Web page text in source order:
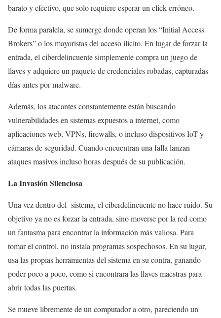
barato y efectivo, que solo requiere esperar un click erróneo.
De forma paralela, se sumerge donde operan los “Initial Access
Brokers” o los mayoristas del acceso ilícito. En lugar de forzar la
entrada, el ciberdelincuente simplemente compra un juego de
llaves y adquiere un paquete de credenciales robadas, capturadas
días antes por malware.
Además, los atacantes constantemente están buscando
vulnerabilidades en sistemas expuestos a internet, como
aplicaciones web, VPNs, firewalls, o incluso dispositivos IoT y
cámaras de seguridad. Cuando encuentran una falla lanzan
ataques masivos incluso horas después de su publicación.
La Invasión Silenciosa
Una vez dentro del sistema, el ciberdelincuente no hace ruido. Su
objetivo ya no es forzar la entrada, sino moverse por la red como
un fantasma para encontrar la información más valiosa. Para
tomar el control, no instala programas sospechosos. En su lugar,
usa las propias herramientas del sistema en su contra, ganando
poder poco a poco, como si encontrara las llaves maestras para
abrir todas las puertas.
Se mueve libremente de un computador a otro, pareciendo un